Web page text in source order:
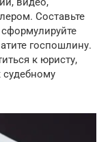
Составьте
госпошлину.
к юристу,
судебному